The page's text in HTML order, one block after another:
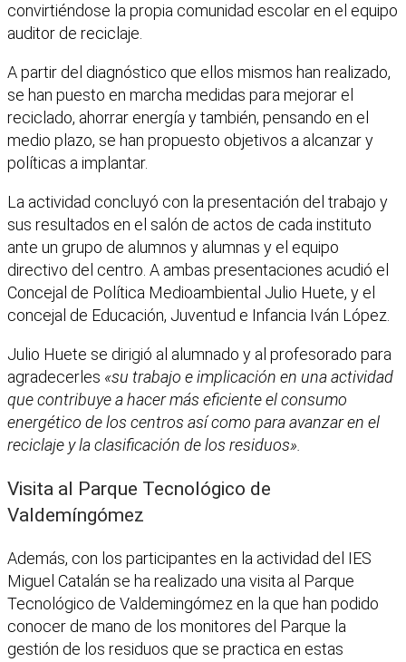
convirtiéndose la propia comunidad escolar en el equipo
auditor de reciclaje.
A partir del diagnóstico que ellos mismos han realizado,
se han puesto en marcha medidas para mejorar el
reciclado, ahorrar energía y también, pensando en el
medio plazo, se han propuesto objetivos a alcanzar y
políticas a implantar.
La actividad concluyó con la presentación del trabajo y
sus resultados en el salón de actos de cada instituto
ante un grupo de alumnos y alumnas y el equipo
directivo del centro. A ambas presentaciones acudió el
Concejal de Política Medioambiental Julio Huete, y el
concejal de Educación, Juventud e Infancia Iván López.
Julio Huete se dirigió al alumnado y al profesorado para
agradecerles «su trabajo e implicación en una actividad
que contribuye a hacer más eficiente el consumo
energético de los centros así como para avanzar en el
reciclaje y la clasificación de los residuos».
Visita al Parque Tecnológico de
Valdemíngómez
Además, con los participantes en la actividad del IES
Miguel Catalán se ha realizado una visita al Parque
Tecnológico de Valdemingómez en la que han podido
conocer de mano de los monitores del Parque la
gestión de los residuos que se practica en estas